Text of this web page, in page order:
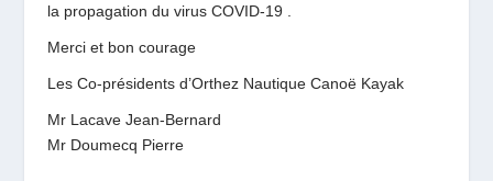
la propagation du virus COVID-19 .
Merci et bon courage
Les Co-présidents d’Orthez Nautique Canoë Kayak
Mr Lacave Jean-Bernard
Mr Doumecq Pierre